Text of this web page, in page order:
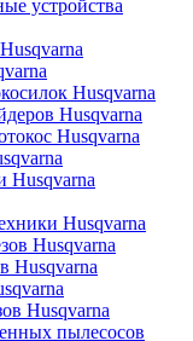
устройства
Husqvarna
Husqvarna
Husqvarna
Husqvarna
Husqvarna
Husqvarna
Husqvarna
Husqvarna
пылесосов